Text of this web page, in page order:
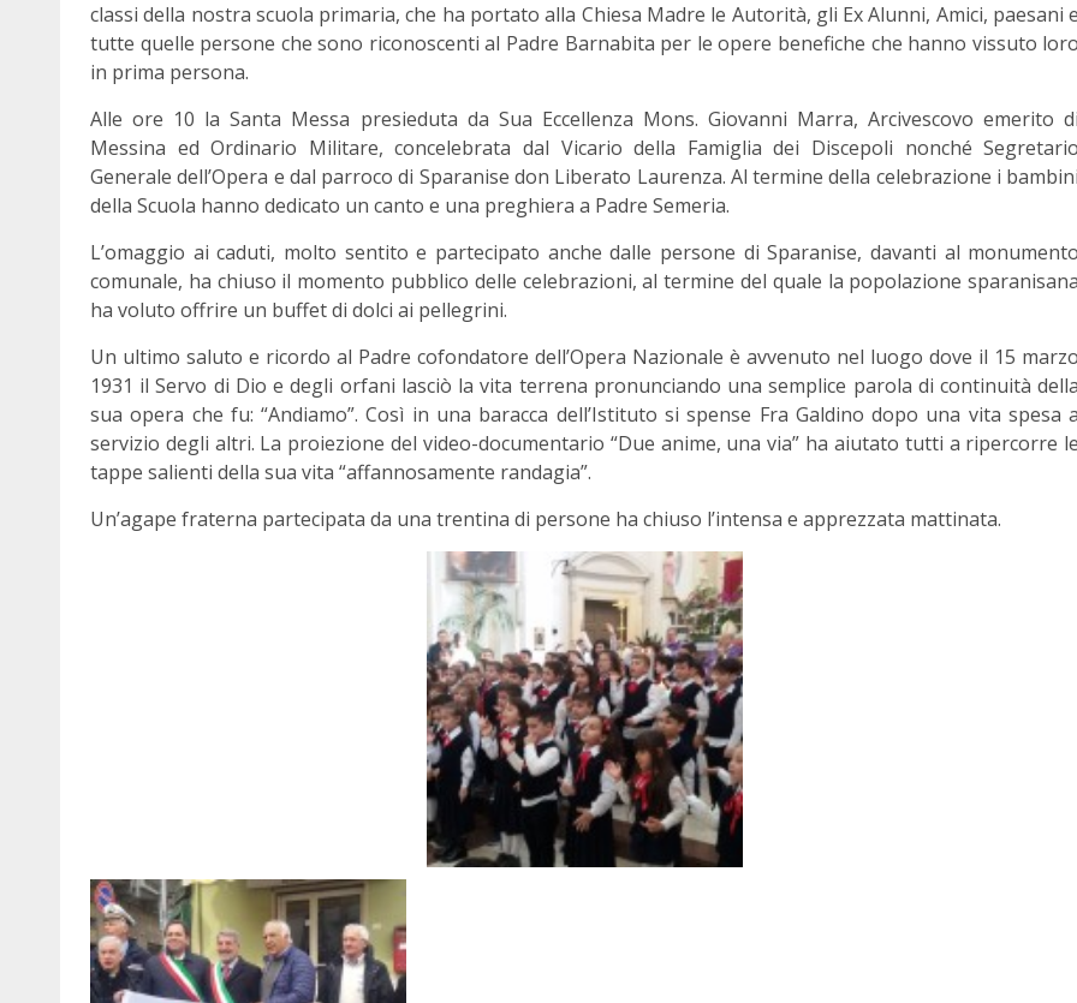
classi della nostra scuola primaria, che ha portato alla Chiesa Madre le Autorità, gli Ex Alunni, Amici, paesani e
tutte quelle persone che sono riconoscenti al Padre Barnabita per le opere benefiche che hanno vissuto loro
in prima persona.
Alle ore 10 la Santa Messa presieduta da Sua Eccellenza Mons. Giovanni Marra, Arcivescovo emerito di
Messina ed Ordinario Militare, concelebrata dal Vicario della Famiglia dei Discepoli nonché Segretario
Generale dell’Opera e dal parroco di Sparanise don Liberato Laurenza. Al termine della celebrazione i bambini
della Scuola hanno dedicato un canto e una preghiera a Padre Semeria.
L’omaggio ai caduti, molto sentito e partecipato anche dalle persone di Sparanise, davanti al monumento
comunale, ha chiuso il momento pubblico delle celebrazioni, al termine del quale la popolazione sparanisana
ha voluto offrire un buffet di dolci ai pellegrini.
Un ultimo saluto e ricordo al Padre cofondatore dell’Opera Nazionale è avvenuto nel luogo dove il 15 marzo
1931 il Servo di Dio e degli orfani lasciò la vita terrena pronunciando una semplice parola di continuità della
sua opera che fu: “Andiamo”. Così in una baracca dell’Istituto si spense Fra Galdino dopo una vita spesa a
servizio degli altri. La proiezione del video-documentario “Due anime, una via” ha aiutato tutti a ripercorre le
tappe salienti della sua vita “affannosamente randagia”.
Un’agape fraterna partecipata da una trentina di persone ha chiuso l’intensa e apprezzata mattinata.